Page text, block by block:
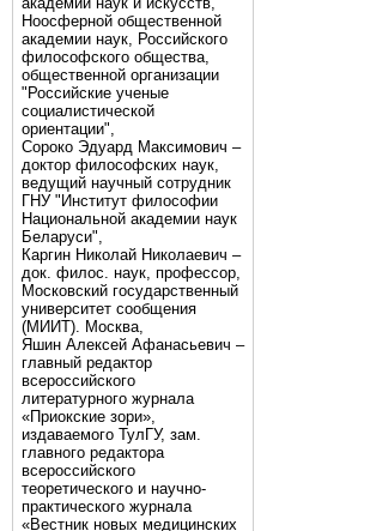
Ноосферной общественной
академии наук, Российского
философского общества,
общественной организации
"Российские ученые
социалистической
ориентации",
Сороко Эдуард Максимович –
доктор философских наук,
ведущий научный сотрудник
ГНУ "Институт философии
Национальной академии наук
Беларуси",
Каргин Николай Николаевич –
док. филос. наук, профессор,
Московский государственный
университет сообщения
(МИИТ). Москва,
Яшин Алексей Афанасьевич –
главный редактор
всероссийского
литературного журнала
«Приокские зори»,
издаваемого ТулГУ, зам.
главного редактора
всероссийского
теоретического и научно-
практического журнала
«Вестник новых медицинских